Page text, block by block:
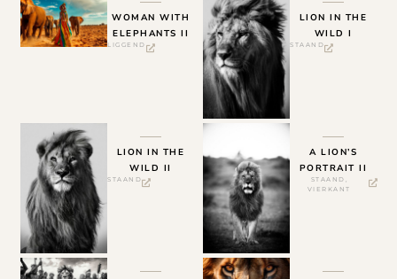
WOMAN WITH
ELEPHANTS II
LIGGEND
LION IN THE
WILD I
STAAND
LION IN THE
WILD II
STAAND
A LION’S
PORTRAIT II
STAAND
VIERKANT